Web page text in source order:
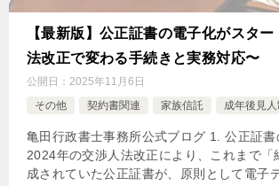
【最新版】公正証書の電子化がスタ
法改正で変わる手続きと実務対応〜
公開日： 2025年11月6日
その他
契約書関連 家族信託 成年後見
亀田行政書士事務所公式ブログ 1. 公正証書
2024年の交渉人法改正により、これまで「
成されていた公正証書が、原則として電子